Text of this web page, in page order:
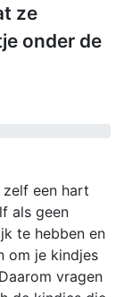
ze
onder de
een hart
als geen
te hebben en
om je kindjes
vragen